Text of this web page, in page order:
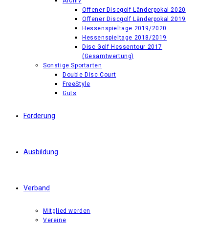
Offener Discgolf Länderpokal 2020
Offener Discgolf Länderpokal 2019
Hessenspieltage 2019/2020
Hessenspieltage 2018/2019
Disc Golf Hessentour 2017
(Gesamtwertung)
Sonstige Sportarten
Double Disc Court
FreeStyle
Guts
Förderung
Ausbildung
Verband
Mitglied werden
Vereine